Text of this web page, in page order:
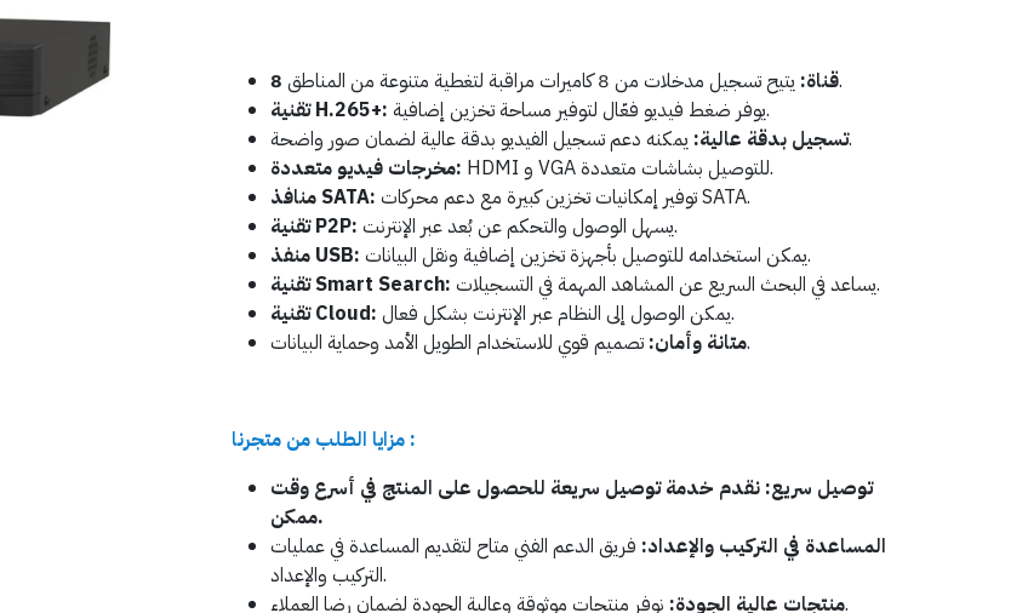
8 قناة:يتيح تسجيل مدخلات من 8 كاميرات مراقبة لتغطية متنوعة من المناطق.
تقنية H.265+:
يوفر ضغط فيديو فعّال لتوفير مساحة تخزين إضافية.
تسجيل بدقة عالية:يمكنه دعم تسجيل الفيديو بدقة عالية لضمان صور واضحة.
مخرجات فيديو متعددة:
HDMI و VGA للتوصيل بشاشات متعددة.
منافذ SATA:
توفير إمكانيات تخزين كبيرة مع دعم محركات SATA.
تقنية P2P:
يسهل الوصول والتحكم عن بُعد عبر الإنترنت.
منفذ USB:
يمكن استخدامه للتوصيل بأجهزة تخزين إضافية ونقل البيانات.
تقنية Smart Search:
يساعد في البحث السريع عن المشاهد المهمة في التسجيلات.
تقنية Cloud:
يمكن الوصول إلى النظام عبر الإنترنت بشكل فعال.
متانة وأمان:تصميم قوي للاستخدام الطويل الأمد وحماية البيانات.
مزايا الطلب من متجرنا :
توصيل سريع: نقدم خدمة توصيل سريعة للحصول على المنتج في أسرع وقت
ممكن.
المساعدة في التركيب والإعداد: فريق الدعم الفني متاح لتقديم المساعدة في عمليات
التركيب والإعداد.
منتجات عالية الجودة:نوفر منتجات موثوقة وعالية الجودة لضمان رضا العملاء.